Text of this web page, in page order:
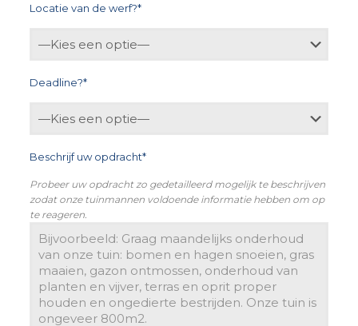
Locatie van de werf?*
Deadline?*
Beschrijf uw opdracht*
Probeer uw opdracht zo gedetailleerd mogelijk te beschrijven
zodat onze tuinmannen voldoende informatie hebben om op
te reageren.